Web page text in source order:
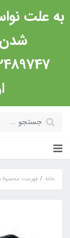
به علت
شدن
خانه فهرست